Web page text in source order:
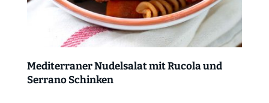
Mediterraner Nudelsalat mit Rucola und
Serrano Schinken